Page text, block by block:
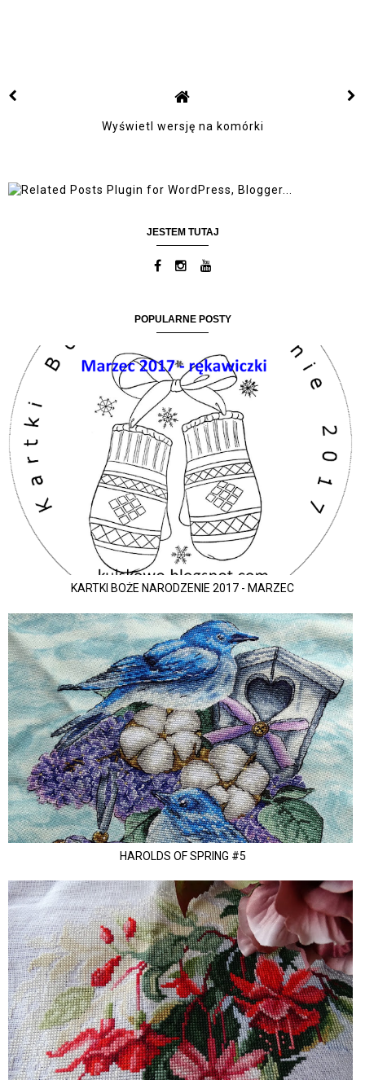
Wyświetl wersję na komórki
JESTEM TUTAJ
POPULARNE POSTY
KARTKI BOŻE NARODZENIE 2017 - MARZEC
HAROLDS OF SPRING #5